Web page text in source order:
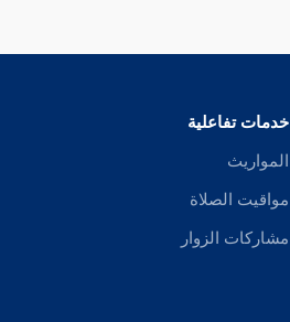
خدمات تفاعلية
المواريث
مواقيت الصلاة
مشاركات الزوار